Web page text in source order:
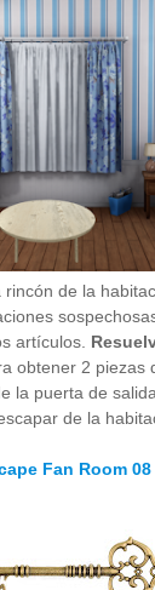
rincón de la
artículos.
obtener 2 piezas
la puerta de
de la
Fan Room 08